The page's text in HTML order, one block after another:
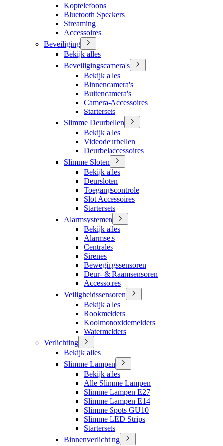
Koptelefoons
Bluetooth Speakers
Streaming
Accessoires
Beveiliging
Bekijk alles
Beveiligingscamera's
Bekijk alles
Binnencamera's
Buitencamera's
Camera-Accessoires
Startersets
Slimme Deurbellen
Bekijk alles
Videodeurbellen
Deurbelaccessoires
Slimme Sloten
Bekijk alles
Deursloten
Toegangscontrole
Slot Accessoires
Startersets
Alarmsystemen
Bekijk alles
Alarmsets
Centrales
Sirenes
Bewegingssensoren
Deur- & Raamsensoren
Accessoires
Veiligheidssensoren
Bekijk alles
Rookmelders
Koolmonoxidemelders
Watermelders
Verlichting
Bekijk alles
Slimme Lampen
Bekijk alles
Alle Slimme Lampen
Slimme Lampen E27
Slimme Lampen E14
Slimme Spots GU10
Slimme LED Strips
Startersets
Binnenverlichting